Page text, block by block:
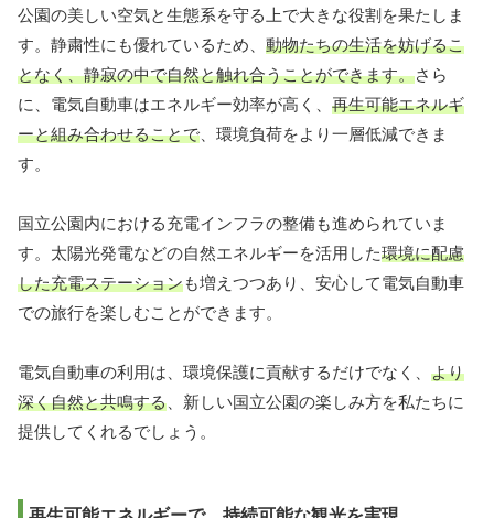
公園の美しい空気と生態系を守る上で大きな役割を果たしま
す。静粛性にも優れているため、 動物たちの生活を妨げるこ
となく、静寂の中で自然と触れ合うことができます。さら
に、電気自動車はエネルギー効率が高く、 再生可能エネルギ
ーと組み合わせることで 、環境負荷をより一層低減できま
す。
国立公園内における充電インフラの整備も進められていま
す。太陽光発電などの自然エネルギーを活用した環境に配慮
した充電ステーションも増えつつあり、安心して電気自動車
での旅行を楽しむことができます。
電気自動車の利用は、環境保護に貢献するだけでなく、 より
深く自然と共鳴する 、新しい国立公園の楽しみ方を私たちに
提供してくれるでしょう。